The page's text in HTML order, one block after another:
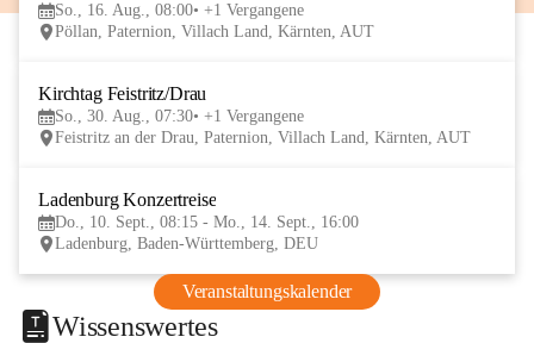
So., 16. Aug., 08:00 +1 Vergangene
Pöllan, Paternion, Villach Land, Kärnten, AUT
Kirchtag Feistritz/Drau
So., 30. Aug., 07:30 +1 Vergangene
Feistritz an der Drau, Paternion, Villach Land, Kärnten, AUT
Ladenburg Konzertreise
Do., 10. Sept., 08:15 - Mo., 14. Sept., 16:00
Ladenburg, Baden-Württemberg, DEU
Veranstaltungskalender
Wissenswertes